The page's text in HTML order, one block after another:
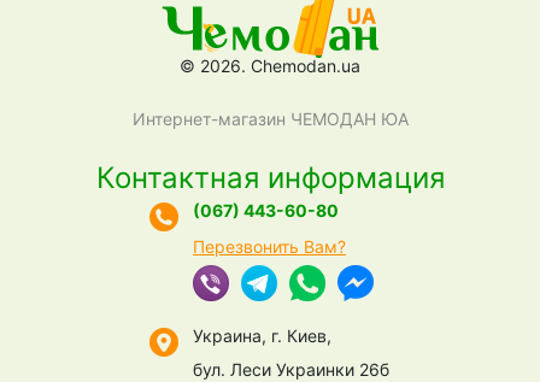
© 2026. Chemodan.ua
Интернет-магазин ЧЕМОДАН ЮА
Контактная информация
(067) 443-60-80
Перезвонить Вам?
Украина, г. Киев,
бул. Леси Украинки 26б